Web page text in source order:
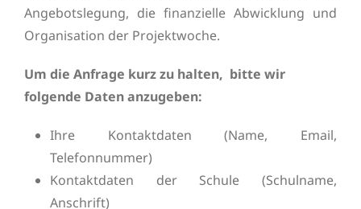
Angebotslegung, die finanzielle Abwicklung und
Organisation der Projektwoche.
Um die Anfrage kurz zu halten, bitte wir
folgende Daten anzugeben:
Ihre Kontaktdaten (Name, Email,
Telefonnummer)
Kontaktdaten der Schule (Schulname,
Anschrift)